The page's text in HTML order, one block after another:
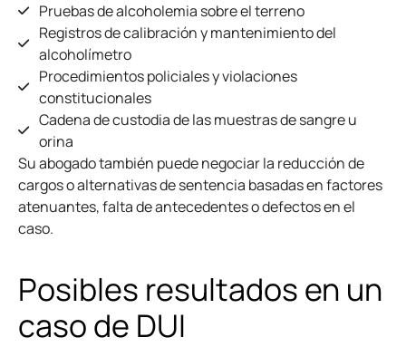
Pruebas de alcoholemia sobre el terreno
Registros de calibración y mantenimiento del
alcoholímetro
Procedimientos policiales y violaciones
constitucionales
Cadena de custodia de las muestras de sangre u
orina
Su abogado también puede negociar la reducción de
cargos o alternativas de sentencia basadas en factores
atenuantes, falta de antecedentes o defectos en el
caso.
Posibles resultados en un
caso de DUI